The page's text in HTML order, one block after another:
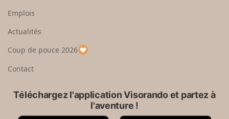
e
u
p
a
Emplois
Actualités
Coup de pouce 2026
Contact
Téléchargez l'application Visorando et partez à
l'aventure !